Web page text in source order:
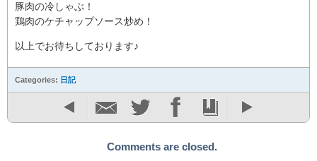
豚肉の冷しゃぶ！
鶏肉のケチャップソース炒め！
以上でお待ちしております♪
Categories: 日記
Comments are closed.